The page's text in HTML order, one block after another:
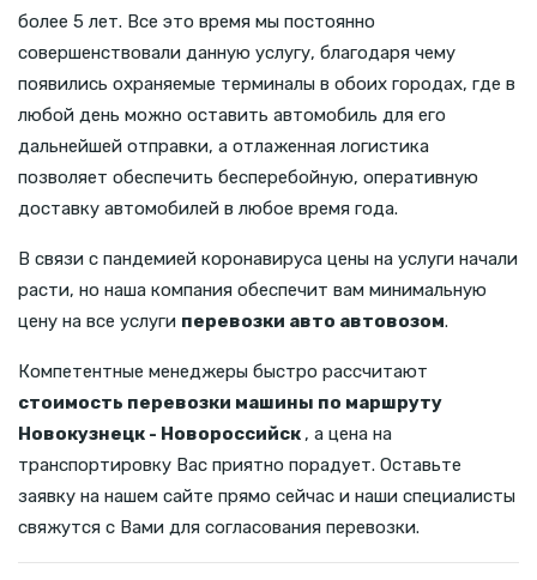
более 5 лет. Все это время мы постоянно
совершенствовали данную услугу, благодаря чему
появились охраняемые терминалы в обоих городах, где в
любой день можно оставить автомобиль для его
дальнейшей отправки, а отлаженная логистика
позволяет обеспечить бесперебойную, оперативную
доставку автомобилей в любое время года.
В связи с пандемией коронавируса цены на услуги начали
расти, но наша компания обеспечит вам минимальную
цену на все услуги перевозки авто автовозом.
Компетентные менеджеры быстро рассчитают
стоимость перевозки машины по маршруту
Новокузнецк - Новороссийск , а цена на
транспортировку Вас приятно порадует. Оставьте
заявку на нашем сайте прямо сейчас и наши специалисты
свяжутся с Вами для согласования перевозки.